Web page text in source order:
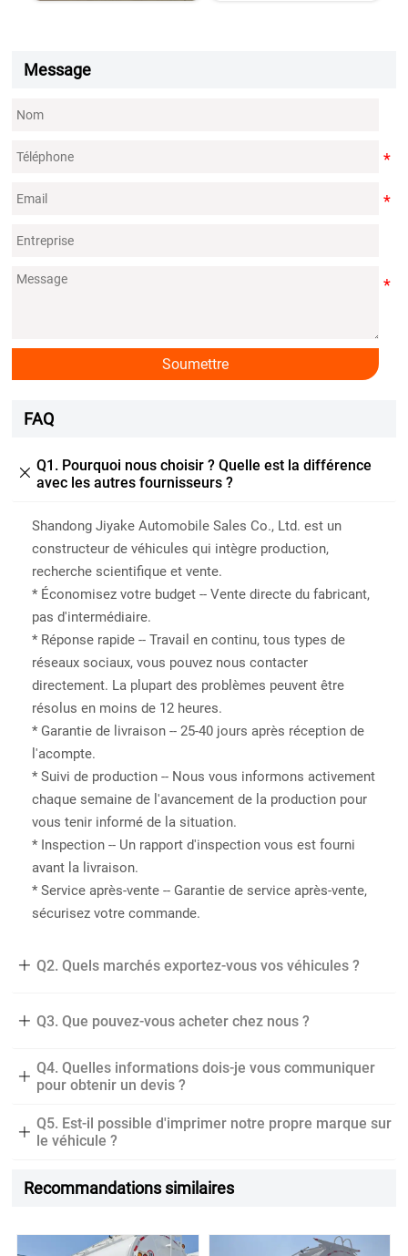
Message
Soumettre
FAQ
 Q1. Pourquoi nous choisir ? Quelle est la différence
avec les autres fournisseurs ?
Shandong Jiyake Automobile Sales Co., Ltd. est un
constructeur de véhicules qui intègre production,
recherche scientifique et vente.
* Économisez votre budget -- Vente directe du fabricant,
pas d'intermédiaire.
* Réponse rapide -- Travail en continu, tous types de
réseaux sociaux, vous pouvez nous contacter
directement. La plupart des problèmes peuvent être
résolus en moins de 12 heures.
* Garantie de livraison -- 25-40 jours après réception de
l'acompte.
* Suivi de production -- Nous vous informons activement
chaque semaine de l'avancement de la production pour
vous tenir informé de la situation.
* Inspection -- Un rapport d'inspection vous est fourni
avant la livraison.
* Service après-vente -- Garantie de service après-vente,
sécurisez votre commande.
 Q2. Quels marchés exportez-vous vos véhicules ?
Nous exportons des remorques plateformes, remorques
remorques bennes, remorques surbaissées dans le
monde entier,
Orient, avec des clients provenant de Djibouti, Ghana,
Bénin, Indonésie, Thaïlande, etc.
 Q3. Que pouvez-vous acheter chez nous ?
Semi-remorque, Semi-remorque plateforme, Semi-
remorque surbaissée, Remorque benne, Camion citerne.
 Q4. Quelles informations dois-je vous communiquer
pour obtenir un devis ?
Veuillez nous indiquer votre usage, l'état des routes, le
type de cargaison, le tonnage, les dimensions de la
d'informations, plus le modèle et le prix seront précis.
 Q5. Est-il possible d'imprimer notre propre marque sur
le véhicule ?
Tout à fait acceptable selon vos souhaits.
Recommandations similaires